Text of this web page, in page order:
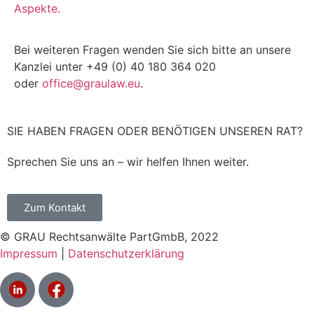
Aspekte.
Bei weiteren Fragen wenden Sie sich bitte an unsere
Kanzlei unter +49 (0) 40 180 364 020
oder office@graulaw.eu.
SIE HABEN FRAGEN ODER BENÖTIGEN UNSEREN RAT?
Sprechen Sie uns an – wir helfen Ihnen weiter.
Zum Kontakt
© GRAU Rechtsanwälte PartGmbB, 2022
Impressum
Datenschutzerklärung